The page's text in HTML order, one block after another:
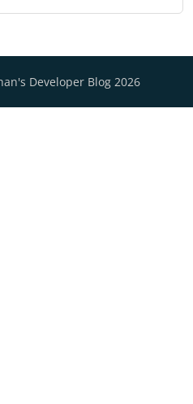
Developer Blog 2026